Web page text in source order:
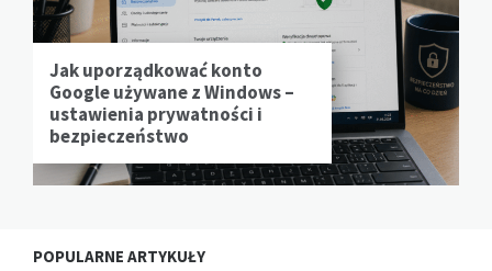
Jak uporządkować konto
Google używane z Windows –
ustawienia prywatności i
bezpieczeństwo
POPULARNE ARTYKUŁY